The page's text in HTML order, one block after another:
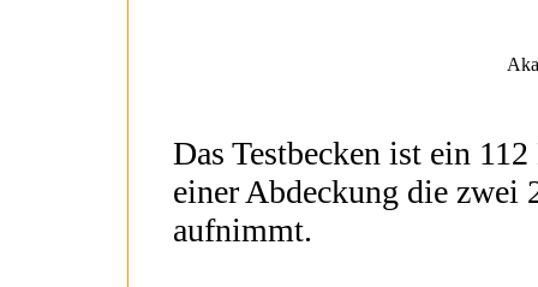
Das Testbecken ist ein
einer Abdeckung die zwei
aufnimmt.